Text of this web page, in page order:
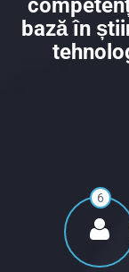
bază în
6